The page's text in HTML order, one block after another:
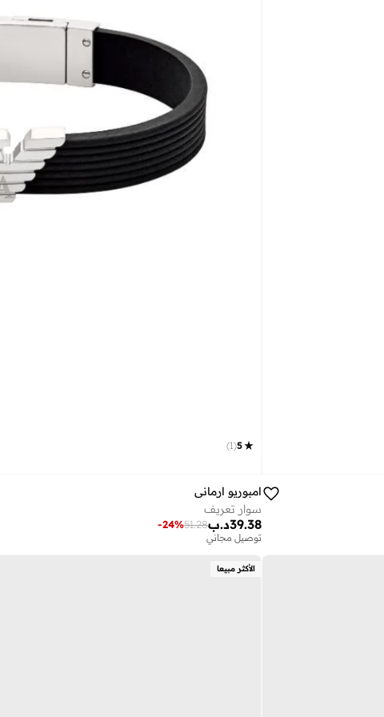
5
(
1
)
امبوريو ارماني
سوار تعريف
د.ب39.38
51.28
-24%
توصيل مجاني
الأكثر مبيعا